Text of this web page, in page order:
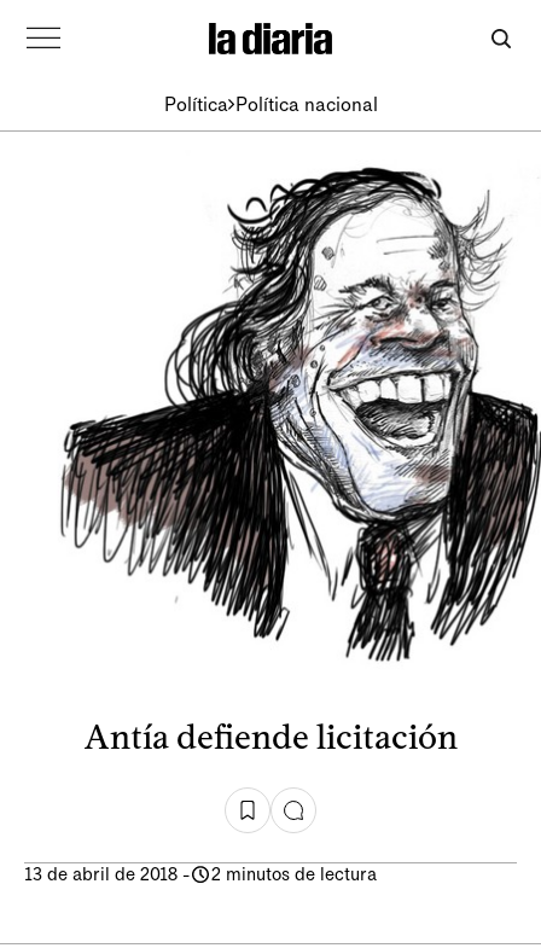
Política Política nacional
Antía defiende licitación
13 de abril de 2018 - 2 minutos de lectura